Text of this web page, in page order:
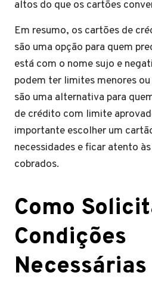
altos do que os cartões
Em resumo, os cartões de
são uma opção para quem
está com o nome sujo e
podem ter limites menores
são uma alternativa para
de crédito com limite
importante escolher um
necessidades e ficar atento
cobrados.
Como
Condições
Necessárias